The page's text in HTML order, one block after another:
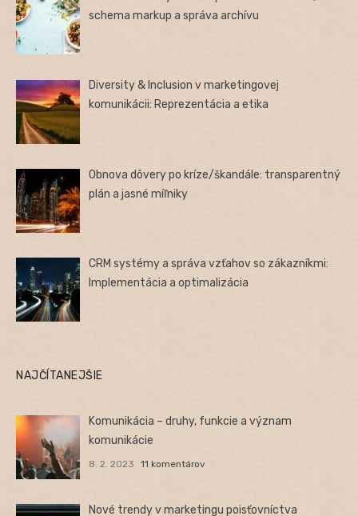
schema markup a správa archívu
Diversity & Inclusion v marketingovej
komunikácii: Reprezentácia a etika
Obnova dôvery po kríze/škandále: transparentný
plán a jasné míľniky
CRM systémy a správa vzťahov so zákazníkmi:
Implementácia a optimalizácia
NAJČÍTANEJŠIE
Komunikácia – druhy, funkcie a význam
komunikácie
8. 2. 2023 11 komentárov
Nové trendy v marketingu poisťovníctva